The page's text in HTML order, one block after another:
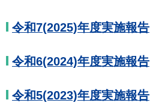
令和7(2025)年度実施報告
令和6(2024)年度実施報告
令和5(2023)年度実施報告